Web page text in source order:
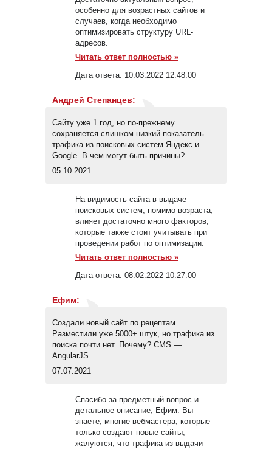
особенно для возрастных сайтов и
случаев, когда необходимо
оптимизировать структуру URL-
адресов.
Читать ответ полностью »
Дата ответа: 10.03.2022 12:48:00
Андрей Степанцев:
Сайту уже 1 год, но по-прежнему
сохраняется слишком низкий показатель
трафика из поисковых систем Яндекс и
Google. В чем могут быть причины?
05.10.2021
На видимость сайта в выдаче
поисковых систем, помимо возраста,
влияет достаточно много факторов,
которые также стоит учитывать при
проведении работ по оптимизации.
Читать ответ полностью »
Дата ответа: 08.02.2022 10:27:00
Ефим:
Создали новый сайт по рецептам.
Разместили уже 5000+ штук, но трафика из
поиска почти нет. Почему? CMS —
AngularJS.
07.07.2021
Спасибо за предметный вопрос и
детальное описание, Ефим. Вы
знаете, многие вебмастера, которые
только создают новые сайты,
жалуются, что трафика из выдачи